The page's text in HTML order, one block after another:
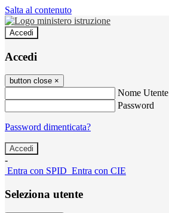
Salta al contenuto
Accedi
Accedi
button close ×
Nome Utente
Password
Password dimenticata?
-
Entra con SPID Entra con CIE
Seleziona utente